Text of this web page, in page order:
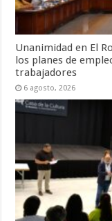
Unanimidad en El
los planes de
trabajadores
6 agosto, 2026